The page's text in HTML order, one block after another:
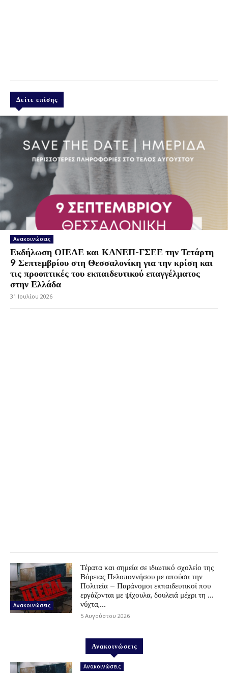
Δείτε επίσης
Ανακοινώσεις
Εκδήλωση ΟΙΕΛΕ και ΚΑΝΕΠ-ΓΣΕΕ την Τετάρτη
9 Σεπτεμβρίου στη Θεσσαλονίκη για την κρίση και
τις προοπτικές του εκπαιδευτικού επαγγέλματος
στην Ελλάδα
31 Ιουλίου 2026
Ανακοινώσεις
Τέρατα και σημεία σε ιδιωτικό σχολείο της
Βόρειας Πελοποννήσου με απούσα την
Πολιτεία – Παράνομοι εκπαιδευτικοί που
εργάζονται με ψίχουλα, δουλειά μέχρι τη …
νύχτα,...
5 Αυγούστου 2026
Ανακοινώσεις
Ανακοινώσεις